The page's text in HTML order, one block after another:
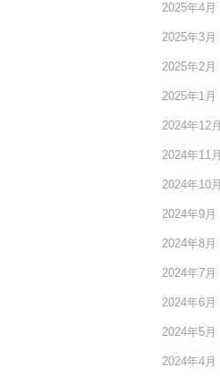
2025年4月
2025年3月
2025年2月
2025年1月
2024年12月
2024年11月
2024年10月
2024年9月
2024年8月
2024年7月
2024年6月
2024年5月
2024年4月